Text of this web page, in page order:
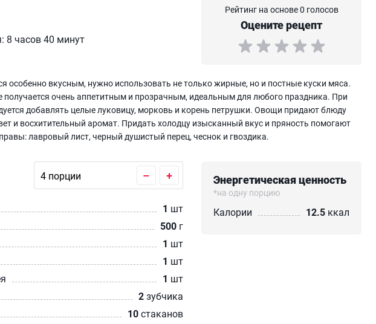
8 часов 40 минут
Рейтинг на основе 0 голосов
Оцените рецепт
особенно вкусным, нужно использовать не только жирные, но и постные куски мяса.
получается очень аппетитным и прозрачным, идеальным для любого праздника. При
добавлять целые луковицу, морковь и корень петрушки. Овощи придают блюду
и восхитительный аромат. Придать холодцу изысканный вкус и пряность помогают
лавровый лист, черный душистый перец, чеснок и гвоздика.
– +
1 шт
500 г
1 шт
1 шт
1 шт
2зубчика
10стаканов
Энергетическая ценность
*на одну порцию
Калории 12.5 ккал